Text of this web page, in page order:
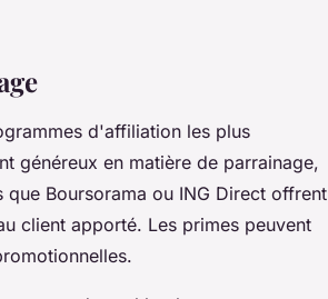
d'affiliation les plus
généreux en matière de parrainage,
Boursorama ou ING Direct offrent
client apporté. Les primes peuvent